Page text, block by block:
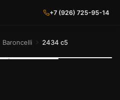
+7 (926) 725-95-14
Baroncelli chevron_right 2434 с5